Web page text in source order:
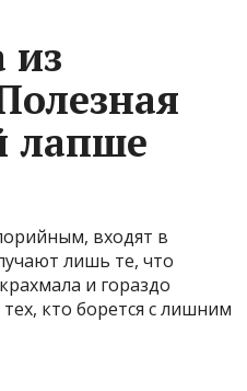
из
лапше
входят в
лишь те, что
и гораздо
кто борется с лишним